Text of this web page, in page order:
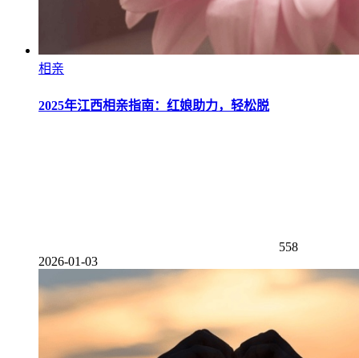
相亲
2025年江西相亲指南：红娘助力，轻松脱
558
2026-01-03